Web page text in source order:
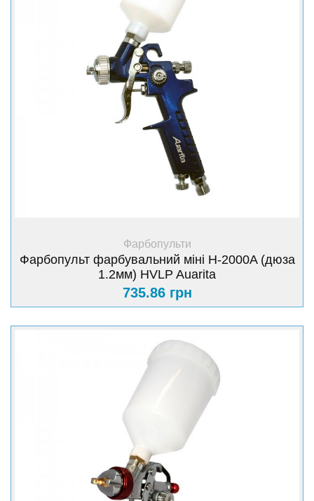
+ Купити
Фарбопульти
Фарбопульт фарбувальний міні H-2000A (дюза
1.2мм) HVLP Auarita
735.86 грн